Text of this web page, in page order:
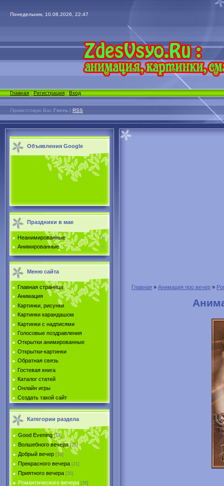
Понедельник, 10.08.2026, 22:47
Главная|Регистрация|Вход
Приветствую Вас Гость | RSS
Объявления Google
Праздники в мае
Неанимированные
Анимированные
Меню сайта
Главная страница
Анимация
Картинки, рисунки
Картинки карандашом
Картинки с надписями
Голосовые поздравления
Открытки анимированные
Открытки-картинки
Обратная связь
Гостевая книга
Каталог статей
Онлайн игры
Создать такой сайт
Категории раздела
Good Evening [14]
Волшебного вечера [25]
Добрый вечер [33]
Прекрасного вечера [21]
Приятного вечера [35]
Романтического вечера [26]
Главная » Анимация про вечер »